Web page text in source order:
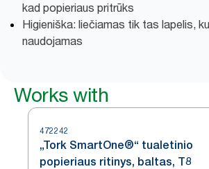
kad popieriaus pritrūks
Higieniška: liečiamas tik tas lapelis,
naudojamas
Works with
472242
„Tork SmartOne®“ tualetinio
popieriaus ritinys, baltas, T8